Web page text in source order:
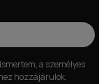
a személyes
hozzájárulok.